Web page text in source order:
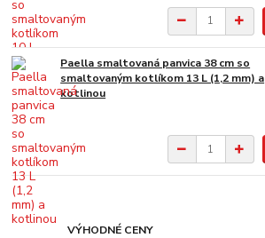
Paella smaltovaná panvica 38 cm so
smaltovaným kotlíkom 13 L (1,2 mm) a
kotlinou
VÝHODNÉ CENY